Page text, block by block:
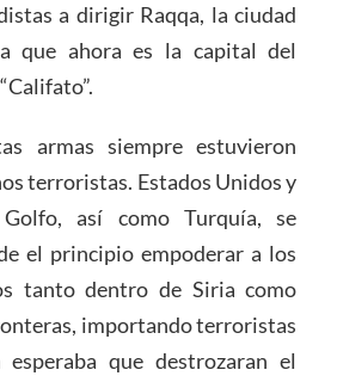
a dirigir Raqqa, la ciudad
que ahora es la capital del
armas siempre estuvieron
terroristas. Estados Unidos y
así como Turquía, se
el principio empoderar a los
tanto dentro de Siria como
importando terroristas
que destrozaran el